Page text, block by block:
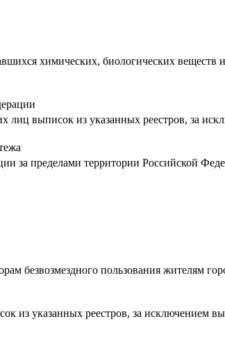
химических, биологических веществ
выписок из указанных реестров, за
за пределами территории Российской
безвозмездного пользования жителям
из указанных реестров, за исключением